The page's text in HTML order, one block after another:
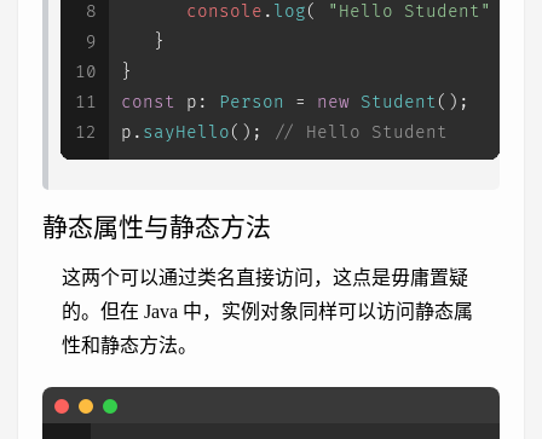
8
9
10
11
12
console . log( "Hello Student"
   }
}
const
p : Person = new Student ();
p. sayHello(); // Hello Student
静态属性与静态方法
这两个可以通过类名直接访问，这点是毋庸置疑
的。但在 Java 中，实例对象同样可以访问静态属
性和静态方法。